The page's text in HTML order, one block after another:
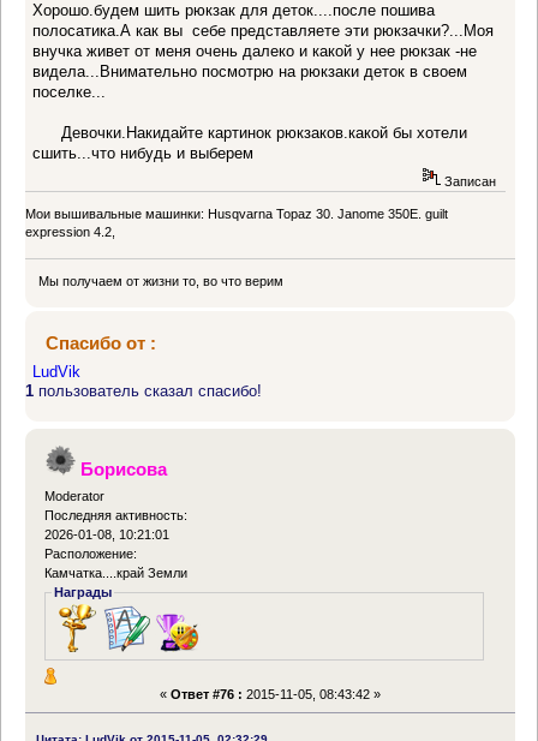
Хорошо.будем шить рюкзак для деток....после пошива
полосатика.А как вы себе представляете эти рюкзачки?...Моя
внучка живет от меня очень далеко и какой у нее рюкзак -не
видела...Внимательно посмотрю на рюкзаки деток в своем
поселке...
Девочки.Накидайте картинок рюкзаков.какой бы хотели
сшить...что нибудь и выберем
Записан
Мои вышивальные машинки: Husqvarna Topaz 30. Janome 350E. guilt
expression 4.2,
Мы получаем от жизни то, во что верим
Спасибо от :
LudVik
1 пользователь сказал спасибо!
Борисова
Moderator
Последняя активность:
2026-01-08, 10:21:01
Расположение:
Камчатка....край Земли
Награды
« Ответ #76 : 2015-11-05, 08:43:42 »